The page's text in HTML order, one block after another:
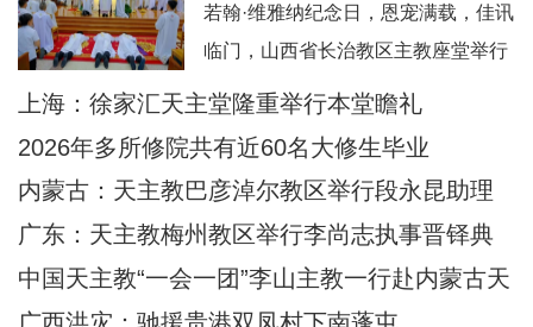
忙碌而多元的牧灵环境中，此次避静
为神父们提供了一个宝贵的静默与省
思时机，帮助大家暂时脱离日常事
务，回归内在深
若翰·维雅纳纪念日，恩宠满载，佳讯
临门，山西省长治教区主教座堂举行
司铎祝圣典礼，为张浩然（伯多
禄）三位执事授予司铎圣秩。祝圣典
礼由长治教区丁令斌主教主持，教区
办公室主任申学忠神父、主教府本堂
韩霄神父襄礼。来自长治教区及各地
80余位神父共祭
上海：徐家汇天主堂隆重举行本堂瞻礼
2026年多所修院共有近60名大修生毕业
内蒙古：天主教巴彦淖尔教区举行段永昆助理
主教祝圣典礼
广东：天主教梅州教区举行李尚志执事晋铎典
礼
中国天主教“一会一团”李山主教一行赴内蒙古天
主教调研